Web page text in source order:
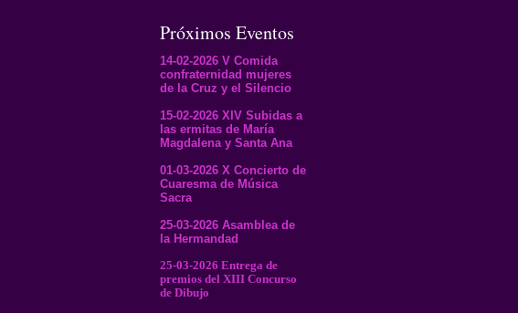
Próximos Eventos
14-02-2026 V Comida
confraternidad mujeres
de la Cruz y el Silencio
15-02-2026 XIV Subidas a
las ermitas de María
Magdalena y Santa Ana
01-03-2026 X Concierto de
Cuaresma de Música
Sacra
25-03-2026 Asamblea de
la Hermandad
25-03-2026 Entrega de
premios del XIII Concurso
de Dibujo